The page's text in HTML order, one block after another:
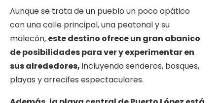
Aunque se trata de un pueblo un poco apático
con una calle principal, una peatonal y su
malecón, este destino ofrece un gran abanico
de posibilidades para ver y experimentar en
susalrededores, incluyendo senderos, bosques,
playas y arrecifes espectaculares.